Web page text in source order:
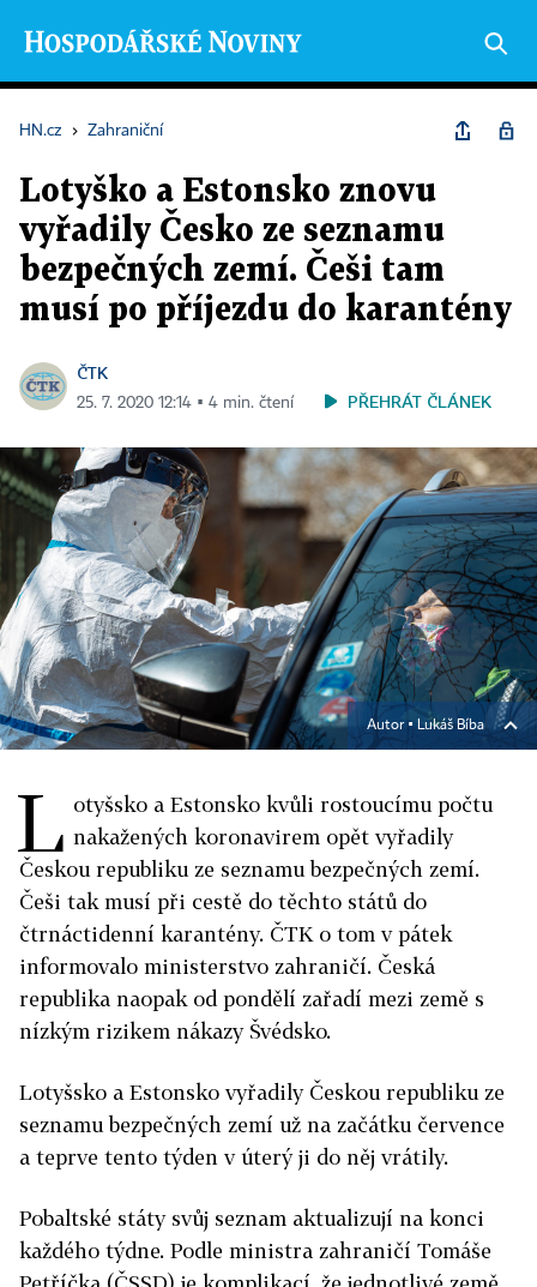
HN.cz › Zahraniční
Lotyško a Estonsko znovu
vyřadily Česko ze seznamu
bezpečných zemí. Češi tam
musí po příjezdu do karantény
ČTK
25. 7. 2020 12:14 ▪ 4 min. čtení PŘEHRÁT ČLÁNEK
Autor ▪ Lukáš Bíba
L otyšsko a Estonsko kvůli rostoucímu počtu
nakažených koronavirem opět vyřadily
Českou republiku ze seznamu bezpečných zemí.
Češi tak musí při cestě do těchto států do
čtrnáctidenní karantény. ČTK o tom v pátek
informovalo ministerstvo zahraničí. Česká
republika naopak od pondělí zařadí mezi země s
nízkým rizikem nákazy Švédsko.
Lotyšsko a Estonsko vyřadily Českou republiku ze
seznamu bezpečných zemí už na začátku července
a teprve tento týden v úterý ji do něj vrátily.
Pobaltské státy svůj seznam aktualizují na konci
každého týdne. Podle ministra zahraničí Tomáše